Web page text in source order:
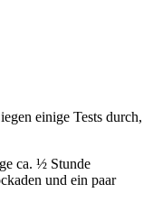
einige Tests durch,
ca. ½ Stunde
und ein paar